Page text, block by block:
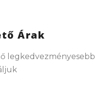
Árak
legkedvezményesebb